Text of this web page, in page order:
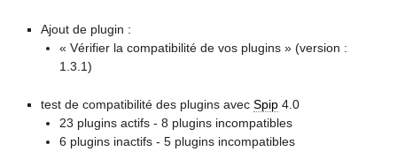
Ajout de plugin :
« Vérifier la compatibilité de vos plugins » (version :
1.3.1)
test de compatibilité des plugins avec Spip4.0
23 plugins actifs - 8 plugins incompatibles
6 plugins inactifs - 5 plugins incompatibles